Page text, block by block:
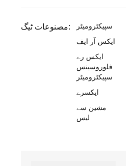
مصنوعات ٹیگ:
سپیکٹرومیٹر
ایکس آر ایف
ایکس رے
فلوروسینس
سپیکٹرومیٹر
ایکسرے
مشین سے
لیس